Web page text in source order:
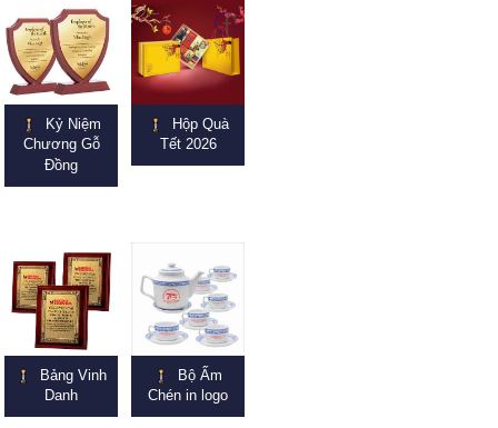
Kỷ Niệm
Chương Gỗ
Đồng
Hộp Quà
Tết 2026
Bảng Vinh
Danh
Bộ Ấm
Chén in logo